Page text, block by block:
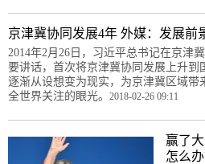
京津冀协同发展4年 外媒：发展前
2014年2月26日，习近平总书记在京津
要讲话，首次将京津冀协同发展上升到
逐渐从设想变为现实，为京津冀区域带
全世界关注的眼光。 2018-02-26 09:11
赢了
怎么办